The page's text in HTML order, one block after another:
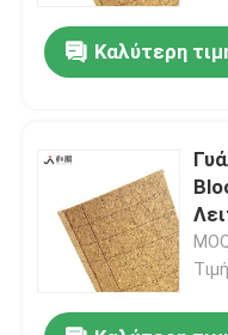
Καλύτερη